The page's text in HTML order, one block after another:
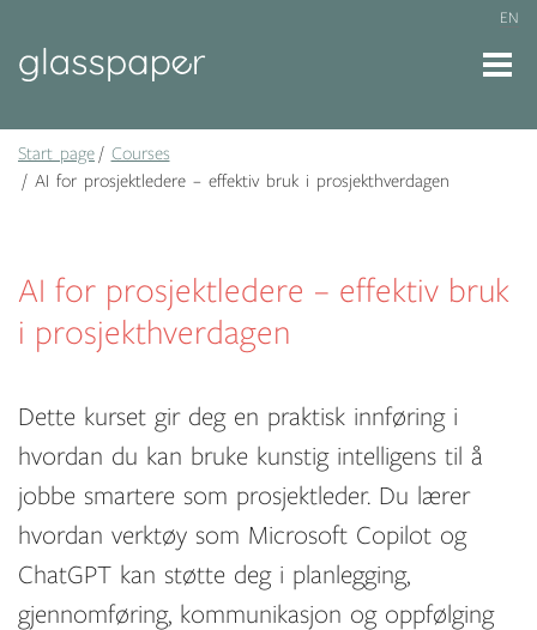
EN
Start page
Courses
AI for prosjektledere – effektiv bruk i prosjekthverdagen
AI for prosjektledere – effektiv bruk
i prosjekthverdagen
Dette kurset gir deg en praktisk innføring i
hvordan du kan bruke kunstig intelligens til å
jobbe smartere som prosjektleder. Du lærer
hvordan verktøy som Microsoft Copilot og
ChatGPT kan støtte deg i planlegging,
gjennomføring, kommunikasjon og oppfølging